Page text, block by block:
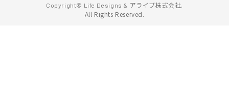
Copyright© Life Designs & アライブ株式会社.
All Rights Reserved.